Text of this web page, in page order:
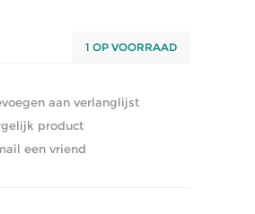
1 OP VOORRAAD